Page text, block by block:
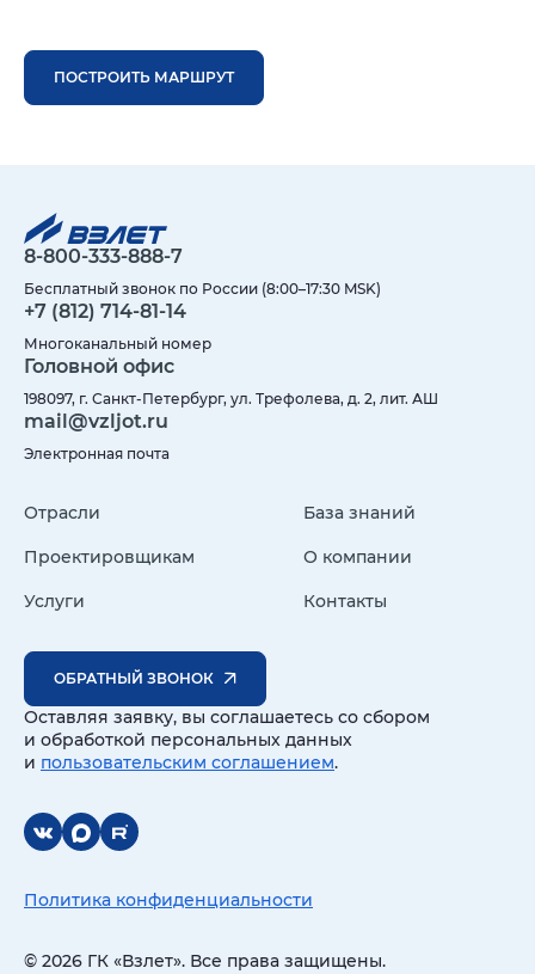
ПОСТРОИТЬ МАРШРУТ
8-800-333-888-7
Бесплатный звонок по России (8:00–17:30 MSK)
+7 (812) 714-81-14
Многоканальный номер
Головной офис
198097, г. Санкт-Петербург, ул. Трефолева, д. 2, лит. АШ
mail@vzljot.ru
Электронная почта
Отрасли
Проектировщикам
Услуги
База знаний
О компании
Контакты
ОБРАТНЫЙ ЗВОНОК
Оставляя заявку, вы соглашаетесь со сбором
и обработкой персональных данных
и пользовательским соглашением.
© 2026 ГК «Взлет». Все права защищены.
Политика конфиденциальности